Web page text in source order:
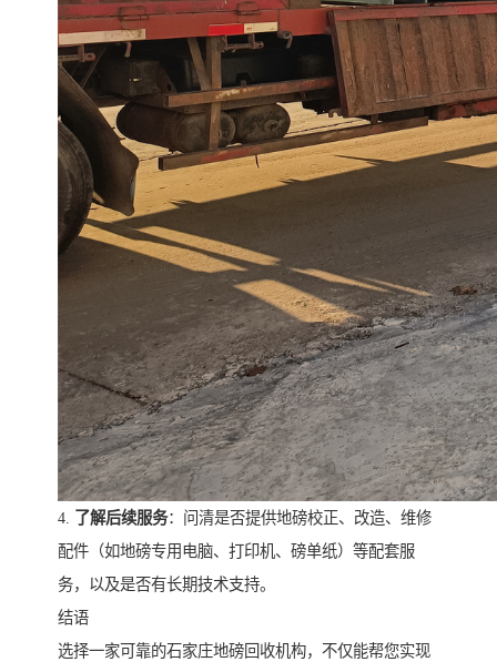
4. 了解后续服务：问清是否提供地磅校正、改造、维修
配件（如地磅专用电脑、打印机、磅单纸）等配套服
务，以及是否有长期技术支持。
结语
选择一家可靠的石家庄地磅回收机构，不仅能帮您实现